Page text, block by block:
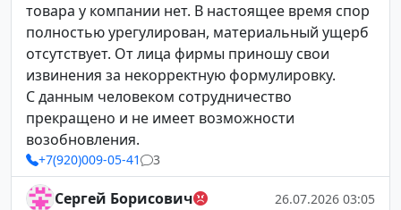
товара у компании нет. В настоящее время спор
полностью урегулирован, материальный ущерб
отсутствует. От лица фирмы приношу свои
извинения за некорректную формулировку.
С данным человеком сотрудничество
прекращено и не имеет возможности
возобновления.
+7(920)009-05-41 3
Сергей Борисович 26.07.2026 03:05